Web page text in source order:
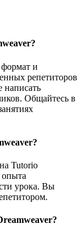
формат и
репетиторов
написать
Общайтесь в
Tutorio
опыта
урока. Вы